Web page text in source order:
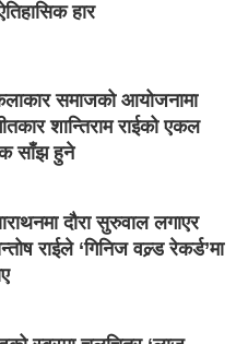
हार
समाजको आयोजनामा
शान्तिराम राईको एकल
साँझ हुने
दौरा सुरुवाल लगाएर
राईले ‘गिनिज वल्र्ड रेकर्ड’मा